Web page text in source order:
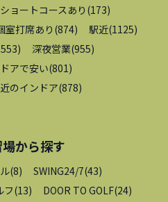
ショートコースあり (173)
室打席あり (874) 駅近(1125)
) 深夜営業(955)
アで安い(801)
のインドア(878)
から探す
(8) SWING24/7(43)
フ(13) DOOR TO GOLF(24)